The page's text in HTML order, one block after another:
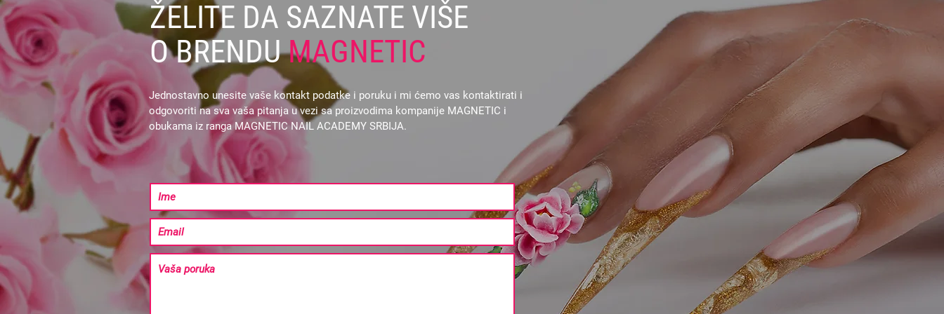
ŽELITE DA SAZNATE VIŠE
O BRENDUMAGNETIC
Jednostavno unesite vaše kontakt podatke i poruku i mi ćemo vas kontaktirati i
odgovoriti na sva vaša pitanja u vezi sa proizvodima kompanije MAGNETIC i
obukama iz ranga MAGNETIC NAIL ACADEMY SRBIJA.